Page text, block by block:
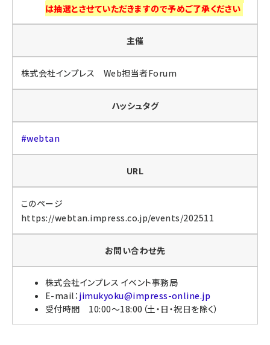
は抽選とさせていただきますので予めご了承ください
主催
株式会社インプレス Web担当者Forum
ハッシュタグ
#webtan​
URL
このページ
https://webtan.impress.co.jp/events/202511
お問い合わせ先
株式会社インプレス イベント事務局
E-mail： jimukyoku@impress-online.jp
受付時間 10:00～18:00（土・日・祝日を除く）